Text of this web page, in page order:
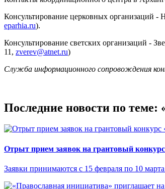
Консультирование церковных организаций -
eparhia.ru).
Консультирование светских организаций -
11, zverev@atnet.ru)
Служба информационного сопровождения
Последние новости по
Отрыт прием заявок на грантовый
Заявки принимаются с 15 февраля по 10